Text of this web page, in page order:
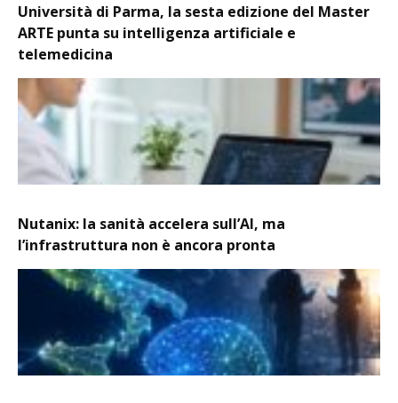
Università di Parma, la sesta edizione del Master
ARTE punta su intelligenza artificiale e
telemedicina
Nutanix: la sanità accelera sull’AI, ma
l’infrastruttura non è ancora pronta